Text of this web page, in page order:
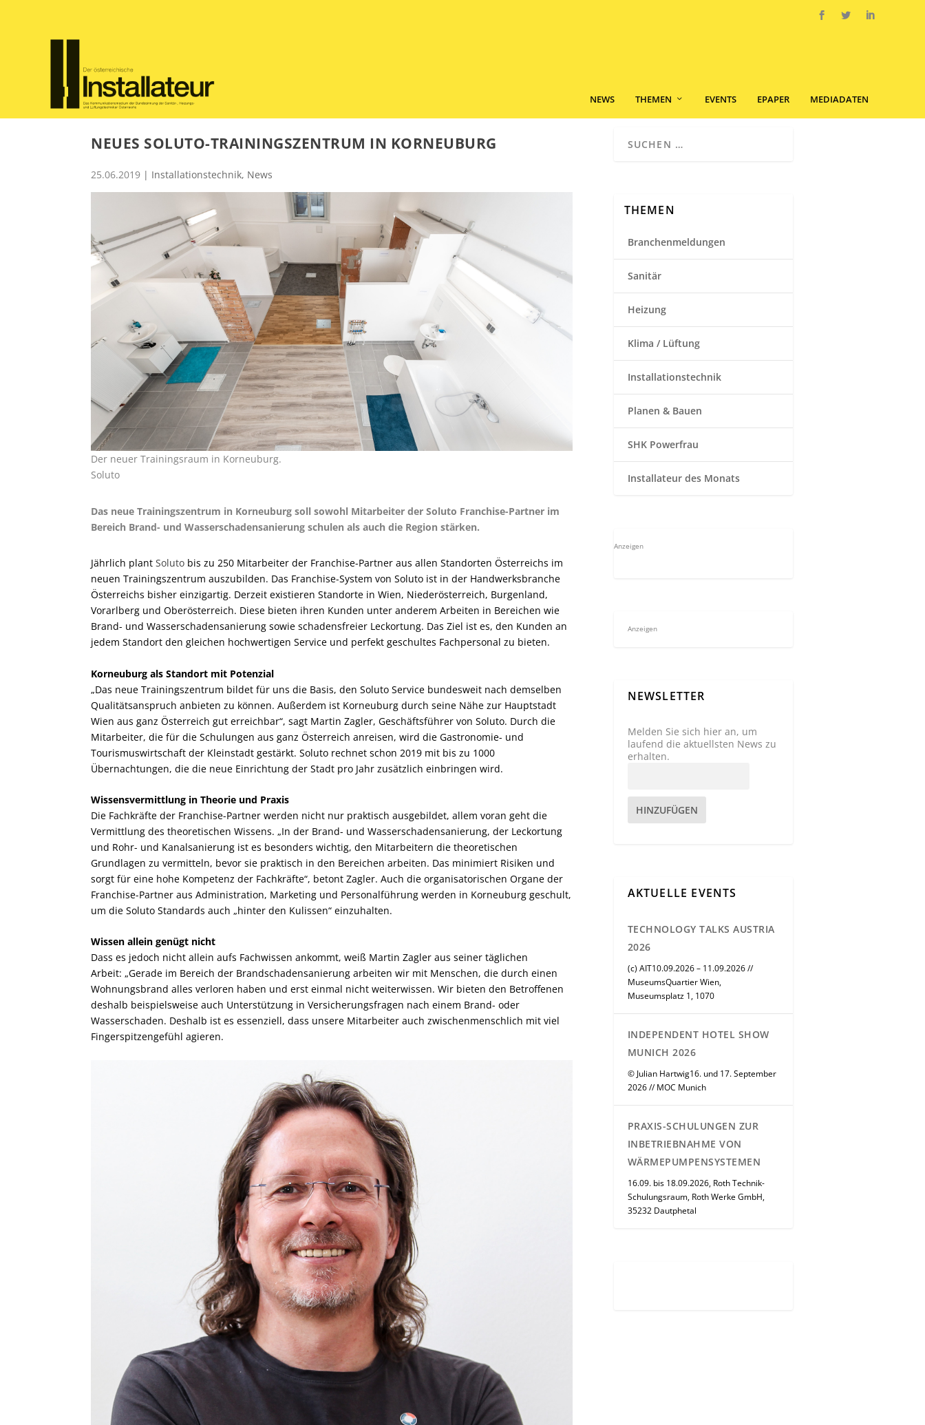
NEWS THEMEN EVENTS EPAPER MEDIADATEN
NEUES SOLUTO-TRAININGSZENTRUM IN KORNEUBURG
25.06.2019 | Installationstechnik, News
Der neuer Trainingsraum in Korneuburg.
Soluto
Das neue Trainingszentrum in Korneuburg soll sowohl Mitarbeiter der Soluto Franchise-Partner im
Bereich Brand- und Wasserschadensanierung schulen als auch die Region stärken.
Jährlich plant Soluto bis zu 250 Mitarbeiter der Franchise-Partner aus allen Standorten Österreichs im
neuen Trainingszentrum auszubilden. Das Franchise-System von Soluto ist in der Handwerksbranche
Österreichs bisher einzigartig. Derzeit existieren Standorte in Wien, Niederösterreich, Burgenland,
Vorarlberg und Oberösterreich. Diese bieten ihren Kunden unter anderem Arbeiten in Bereichen wie
Brand- und Wasserschadensanierung sowie schadensfreier Leckortung. Das Ziel ist es, den Kunden an
jedem Standort den gleichen hochwertigen Service und perfekt geschultes Fachpersonal zu bieten.
Korneuburg als Standort mit Potenzial
„Das neue Trainingszentrum bildet für uns die Basis, den Soluto Service bundesweit nach demselben
Qualitätsanspruch anbieten zu können. Außerdem ist Korneuburg durch seine Nähe zur Hauptstadt
Wien aus ganz Österreich gut erreichbar“, sagt Martin Zagler, Geschäftsführer von Soluto. Durch die
Mitarbeiter, die für die Schulungen aus ganz Österreich anreisen, wird die Gastronomie- und
Tourismuswirtschaft der Kleinstadt gestärkt. Soluto rechnet schon 2019 mit bis zu 1000
Übernachtungen, die die neue Einrichtung der Stadt pro Jahr zusätzlich einbringen wird.
Wissensvermittlung in Theorie und Praxis
Die Fachkräfte der Franchise-Partner werden nicht nur praktisch ausgebildet, allem voran geht die
Vermittlung des theoretischen Wissens. „In der Brand- und Wasserschadensanierung, der Leckortung
und Rohr- und Kanalsanierung ist es besonders wichtig, den Mitarbeitern die theoretischen
Grundlagen zu vermitteln, bevor sie praktisch in den Bereichen arbeiten. Das minimiert Risiken und
sorgt für eine hohe Kompetenz der Fachkräfte“, betont Zagler. Auch die organisatorischen Organe der
Franchise-Partner aus Administration, Marketing und Personalführung werden in Korneuburg geschult,
um die Soluto Standards auch „hinter den Kulissen“ einzuhalten.
Wissen allein genügt nicht
Dass es jedoch nicht allein aufs Fachwissen ankommt, weiß Martin Zagler aus seiner täglichen
Arbeit: „Gerade im Bereich der Brandschadensanierung arbeiten wir mit Menschen, die durch einen
Wohnungsbrand alles verloren haben und erst einmal nicht weiterwissen. Wir bieten den Betroffenen
deshalb beispielsweise auch Unterstützung in Versicherungsfragen nach einem Brand- oder
Wasserschaden. Deshalb ist es essenziell, dass unsere Mitarbeiter auch zwischenmenschlich mit viel
Fingerspitzengefühl agieren.
THEMEN
Branchenmeldungen
Sanitär
Heizung
Klima / Lüftung
Installationstechnik
Planen & Bauen
SHK Powerfrau
Installateur des Monats
Anzeigen
Anzeigen
NEWSLETTER
Melden Sie sich hier an, um
laufend die aktuellsten News zu
erhalten.
HINZUFÜGEN
AKTUELLE EVENTS
TECHNOLOGY TALKS AUSTRIA
2026
(c) AIT10.09.2026 – 11.09.2026 //
MuseumsQuartier Wien,
Museumsplatz 1, 1070
INDEPENDENT HOTEL SHOW
MUNICH 2026
© Julian Hartwig16. und 17. September
2026 // MOC Munich
PRAXIS-SCHULUNGEN ZUR
INBETRIEBNAHME VON
WÄRMEPUMPENSYSTEMEN
16.09. bis 18.09.2026, Roth Technik-
Schulungsraum, Roth Werke GmbH,
35232 Dautphetal